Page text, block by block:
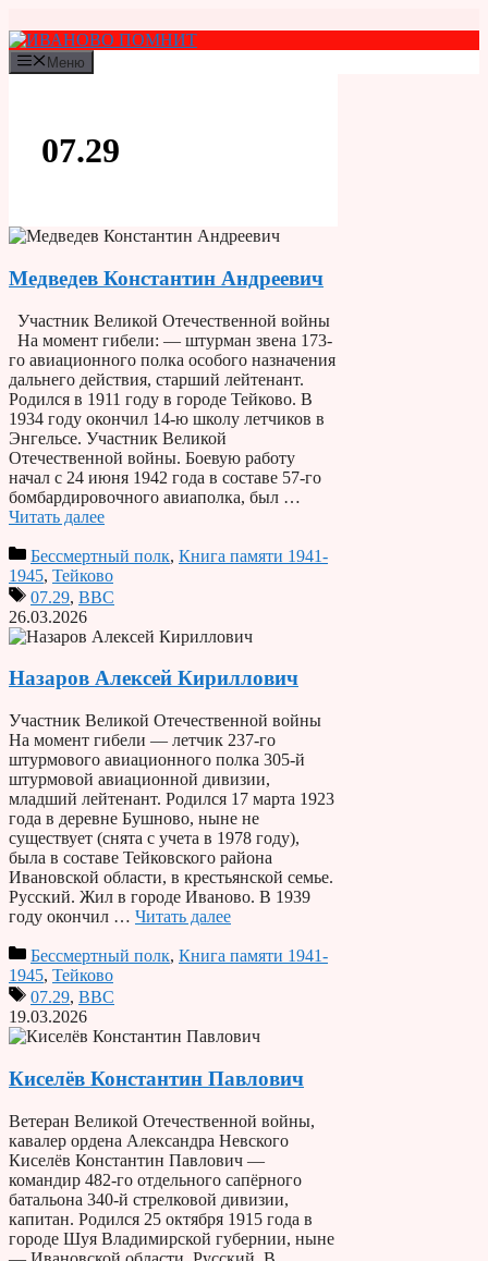
к
содержимому
Меню
07.29
Медведев Константин Андреевич
Участник Великой Отечественной войны
На момент гибели: — штурман звена 173-
го авиационного полка особого назначения
дальнего действия, старший лейтенант.
Родился в 1911 году в городе Тейково. В
1934 году окончил 14-ю школу летчиков в
Энгельсе. Участник Великой
Отечественной войны. Боевую работу
начал с 24 июня 1942 года в составе 57-го
бомбардировочного авиаполка, был …
Читать далее
Бессмертный полк, Книга памяти 1941-
1945, Тейково
07.29, ВВС
26.03.2026
Назаров Алексей Кириллович
Участник Великой Отечественной войны
На момент гибели — летчик 237-го
штурмового авиационного полка 305-й
штурмовой авиационной дивизии,
младший лейтенант. Родился 17 марта 1923
года в деревне Бушново, ныне не
существует (снята с учета в 1978 году),
была в составе Тейковского района
Ивановской области, в крестьянской семье.
Русский. Жил в городе Иваново. В 1939
году окончил … Читать далее
Бессмертный полк, Книга памяти 1941-
1945, Тейково
07.29, ВВС
19.03.2026
Киселёв Константин Павлович
Ветеран Великой Отечественной войны,
кавалер ордена Александра Невского
Киселёв Константин Павлович —
командир 482-го отдельного сапёрного
батальона 340-й стрелковой дивизии,
капитан. Родился 25 октября 1915 года в
городе Шуя Владимирской губернии, ныне